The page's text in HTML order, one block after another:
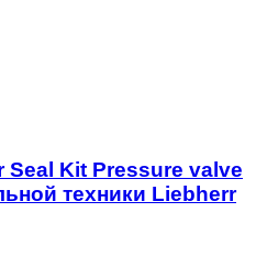
Kit Pressure valve
техники Liebherr